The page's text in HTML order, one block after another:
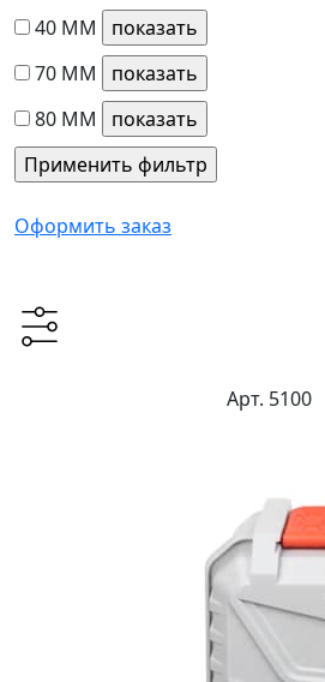
40 ММ
70 ММ
80 ММ
Оформить заказ
Арт. 5100